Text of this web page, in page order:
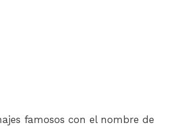
famosos con el nombre de